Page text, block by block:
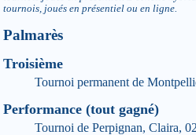
tournois, joués en présentiel ou en ligne.
Palmarès
Troisième
Tournoi permanent de
Performance (tout gagné)
Tournoi de Perpignan, Claira,